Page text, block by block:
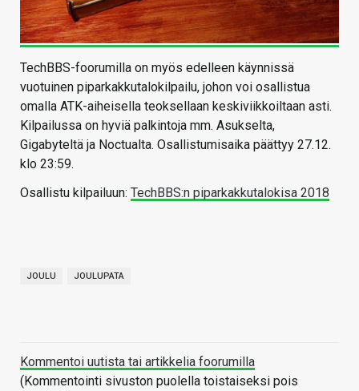
TechBBS-foorumilla on myös edelleen käynnissä
vuotuinen piparkakkutalokilpailu, johon voi osallistua
omalla ATK-aiheisella teoksellaan keskiviikkoiltaan asti.
Kilpailussa on hyviä palkintoja mm. Asukselta,
Gigabyteltä ja Noctualta. Osallistumisaika päättyy 27.12.
klo 23:59.
Osallistu kilpailuun: TechBBS:n piparkakkutalokisa 2018
JOULU JOULUPATA
Kommentoi uutista tai artikkelia foorumilla
(Kommentointi sivuston puolella toistaiseksi pois